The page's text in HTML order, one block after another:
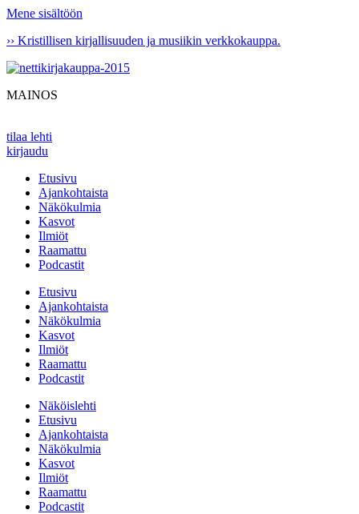
Mene sisältöön
›› Kristillisen kirjallisuuden ja musiikin verkkokauppa.
MAINOS
tilaa lehti
kirjaudu
Etusivu
Ajankohtaista
Näkökulmia
Kasvot
Ilmiöt
Raamattu
Podcastit
Etusivu
Ajankohtaista
Näkökulmia
Kasvot
Ilmiöt
Raamattu
Podcastit
Näköislehti
Etusivu
Ajankohtaista
Näkökulmia
Kasvot
Ilmiöt
Raamattu
Podcastit